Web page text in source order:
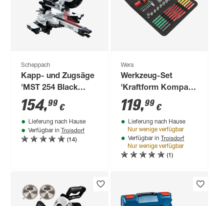
Scheppach
Kapp- und Zugsäge
'MST 254 Black
Edition' 2000 W mit
2 Sägeblättern
154,99 €
Lieferung nach Hause
Verfügbar in Troisdorf
(14)
Wera
Werkzeug-Set
'Kraftform Kompakt
W 1 Wartung' 35-
teilig
119,99 €
Lieferung nach Hause
Nur wenige verfügbar
Verfügbar in Troisdorf
Nur wenige verfügbar
(1)